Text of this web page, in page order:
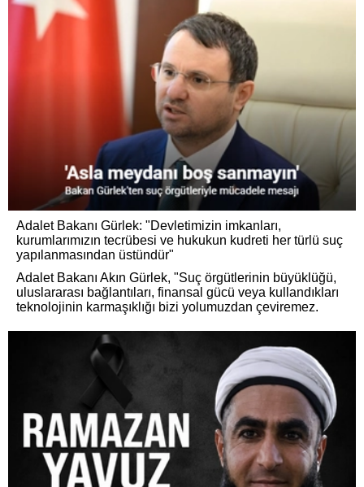
Adalet Bakanı Gürlek: "Devletimizin imkanları,
kurumlarımızın tecrübesi ve hukukun kudreti her türlü suç
yapılanmasından üstündür"
Adalet Bakanı Akın Gürlek, "Suç örgütlerinin büyüklüğü,
uluslararası bağlantıları, finansal gücü veya kullandıkları
teknolojinin karmaşıklığı bizi yolumuzdan çeviremez.